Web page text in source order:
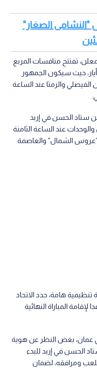
"النشامى الصغار"
تفتتح منافسات المربع
الذهبي يوم الثلاثاء المقبل، الموافق 12 أيار، حيث سيكون الجمهور
والرمثا عند الساعة
ستاد الحسن في إربد
عند الساعة الثامنة
"عروس الشمال" والعاصمة
تنظيمية هامة، حدد الاتحاد
الجاري، موعدا لإقامة المباراة النهائية
في عمان، بغض النظر عن هوية
الحسن في إربد للبدء
ومرافقه، لضمان